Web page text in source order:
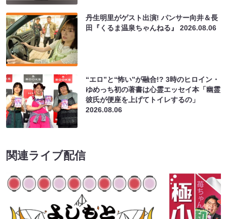
丹生明里がゲスト出演! パンサー向井＆長
田『くるま温泉ちゃんねる』2026.08.06
“エロ”と“怖い”が融合!? 3時のヒロイン・
ゆめっち初の著書は心霊エッセイ本「幽霊
彼氏が便座を上げてトイレするの」
2026.08.06
関連ライブ配信